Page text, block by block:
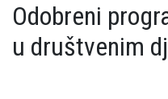
Odobreni
u društvenim